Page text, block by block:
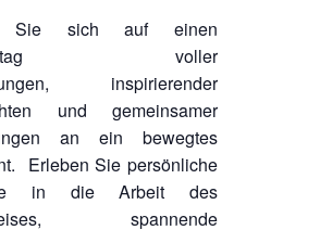
Sie sich auf einen
voller
inspirierender
und gemeinsamer
an ein bewegtes
Erleben Sie persönliche
in die Arbeit des
spannende